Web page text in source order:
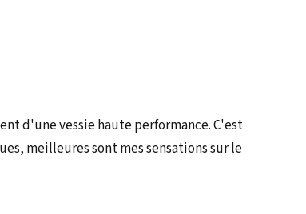
d'une vessie haute performance. C'est
meilleures sont mes sensations sur le